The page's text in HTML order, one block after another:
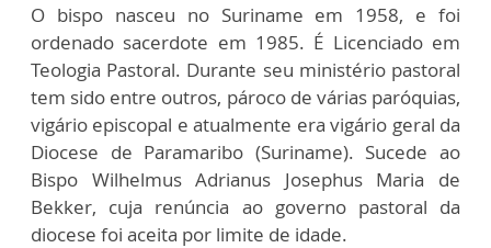
O bispo nasceu no Suriname em 1958, e foi
ordenado sacerdote em 1985. É Licenciado em
Teologia Pastoral. Durante seu ministério pastoral
tem sido entre outros, pároco de várias paróquias,
vigário episcopal e atualmente era vigário geral da
Diocese de Paramaribo (Suriname). Sucede ao
Bispo Wilhelmus Adrianus Josephus Maria de
Bekker, cuja renúncia ao governo pastoral da
diocese foi aceita por limite de idade.